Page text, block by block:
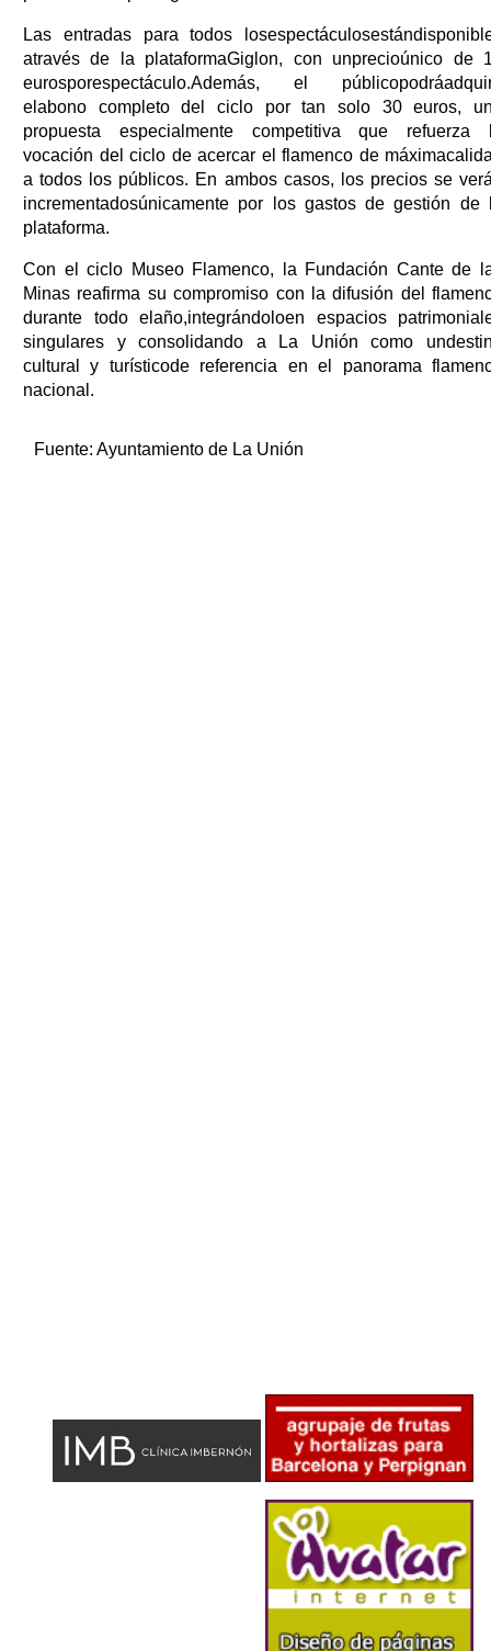
Las entradas para todos
através de la plataformaGiglon, con unprecioúnico de
eurosporespectáculo.Además, el
elabono completo del ciclo por tan solo 30 euros,
propuesta especialmente competitiva que refuerza
vocación del ciclo de acercar el flamenco de
a todos los públicos. En ambos casos, los precios se
incrementadosúnicamente por los gastos de gestión de
plataforma.
Con el ciclo Museo Flamenco, la Fundación Cante de
Minas reafirma su compromiso con la difusión del
durante todo elaño,integrándoloen espacios
singulares y consolidando a La Unión como
cultural y turísticode referencia en el panorama
nacional.
Fuente: Ayuntamiento de La Unión